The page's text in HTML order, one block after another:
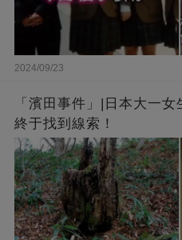
2024/09/23
「濱田事件」|日本大一
終于找到線索！